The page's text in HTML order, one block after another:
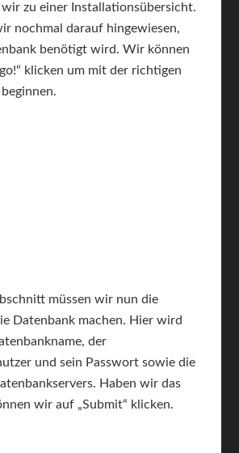
wir zu einer Installationsübersicht.
nochmal darauf hingewiesen,
benötigt wird. Wir können
go!“ klicken um mit der richtigen
müssen wir nun die
Datenbank machen. Hier wird
der
und sein Passwort sowie die
Haben wir das
wir auf „Submit“ klicken.